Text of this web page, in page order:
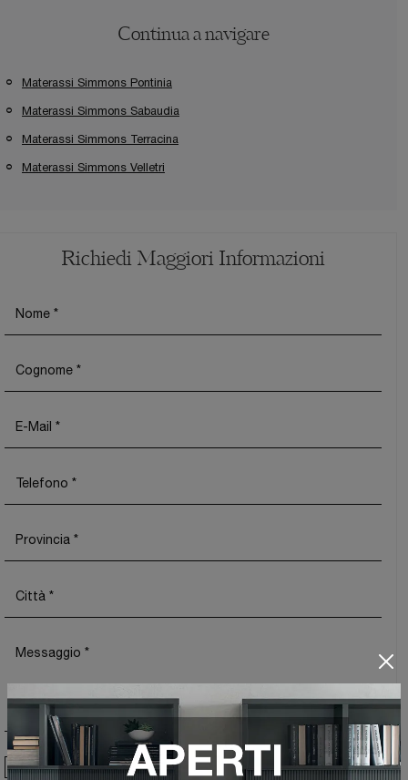
Continua a navigare
Materassi Simmons Pontinia
Materassi Simmons Sabaudia
Materassi Simmons Terracina
Materassi Simmons Velletri
Richiedi Maggiori Informazioni
Ho preso visione dellaPrivacy Policy